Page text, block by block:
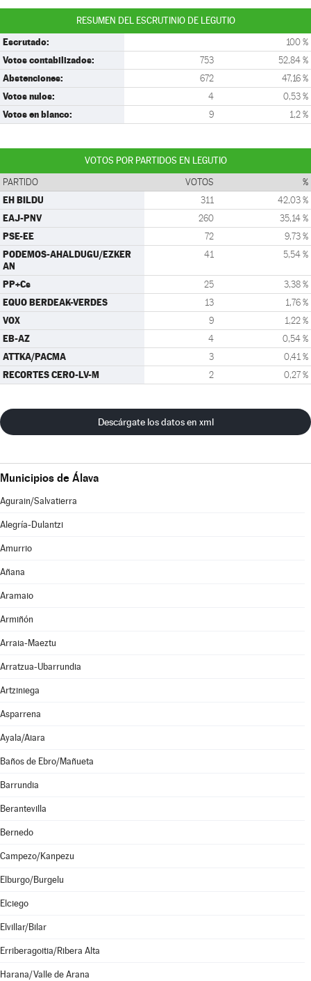
RESUMEN DEL ESCRUTINIO DE LEGUTIO
Escrutado: 100 %
Votos contabilizados: 753 52,84 %
Abstenciones: 672 47,16 %
Votos nulos: 4 0,53 %
Votos en blanco: 9 1,2 %
VOTOS POR PARTIDOS EN LEGUTIO
PARTIDO VOTOS %
EH BILDU 311 42,03 %
EAJ-PNV 260 35,14 %
PSE-EE 72 9,73 %
PODEMOS-AHALDUGU/EZKER
AN
41 5,54 %
PP+Cs 25 3,38 %
EQUO BERDEAK-VERDES 13 1,76 %
VOX 9 1,22 %
EB-AZ 4 0,54 %
ATTKA/PACMA 3 0,41 %
RECORTES CERO-LV-M 2 0,27 %
Descárgate los datos en xml
Municipios de Álava
Agurain/Salvatierra
Alegría-Dulantzi
Amurrio
Añana
Aramaio
Armiñón
Arraia-Maeztu
Arratzua-Ubarrundia
Artziniega
Asparrena
Ayala/Aiara
Baños de Ebro/Mañueta
Barrundia
Berantevilla
Bernedo
Campezo/Kanpezu
Elburgo/Burgelu
Elciego
Elvillar/Bilar
Erriberagoitia/Ribera Alta
Harana/Valle de Arana